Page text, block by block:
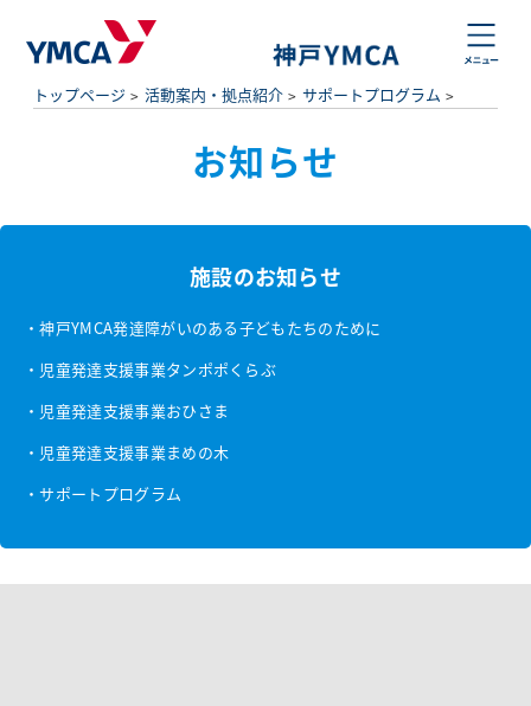
トップページ 活動案内・拠点紹介 サポートプログラム
お知らせ
施設のお知らせ
・神戸YMCA発達障がいのある子どもたちのために
・児童発達支援事業タンポポくらぶ
・児童発達支援事業おひさま
・児童発達支援事業まめの木
・サポートプログラム